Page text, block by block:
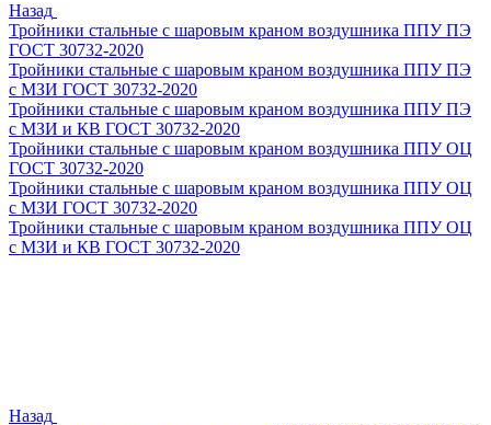
Назад
Тройники стальные с шаровым краном воздушника ППУ ПЭ
ГОСТ 30732-2020
Тройники стальные с шаровым краном воздушника ППУ ПЭ
с МЗИ ГОСТ 30732-2020
Тройники стальные с шаровым краном воздушника ППУ ПЭ
с МЗИ и КВ ГОСТ 30732-2020
Тройники стальные с шаровым краном воздушника ППУ ОЦ
ГОСТ 30732-2020
Тройники стальные с шаровым краном воздушника ППУ ОЦ
с МЗИ ГОСТ 30732-2020
Тройники стальные с шаровым краном воздушника ППУ ОЦ
с МЗИ и КВ ГОСТ 30732-2020
Назад